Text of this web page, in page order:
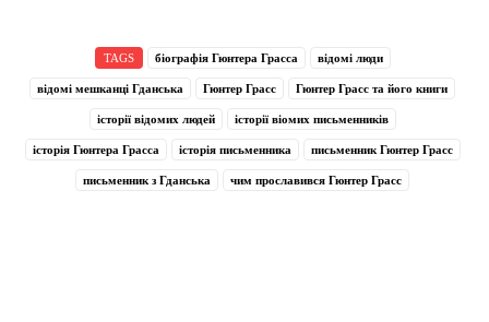
TAGS біографія Гюнтера Грасса відомі люди
відомі мешканці Гданська Гюнтер Грасс Гюнтер Грасс та його книги
історії відомих людей історії віомих письменників
історія Гюнтера Грасса історія письменника письменник Гюнтер Грасс
письменник з Гданська чим прославився Гюнтер Грасс